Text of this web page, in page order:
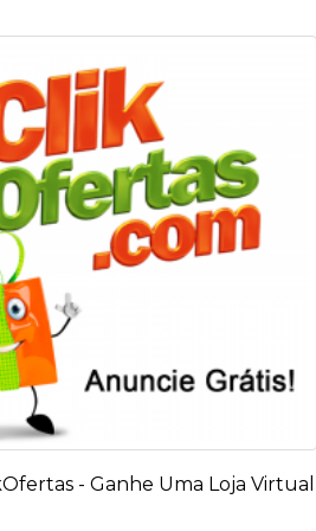
- Ganhe Uma Loja Virtual